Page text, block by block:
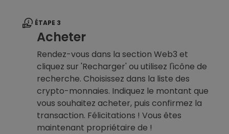
ÉTAPE 3
Acheter
Rendez-vous dans la section Web3 et
cliquez sur 'Recharger' ou utilisez l'icône de
recherche. Choisissez dans la liste des
crypto-monnaies. Indiquez le montant que
vous souhaitez acheter, puis confirmez la
transaction. Félicitations ! Vous êtes
maintenant propriétaire de !